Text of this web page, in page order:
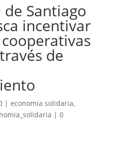
Santiago
incentivar
de
| economia solidaria,
| 0